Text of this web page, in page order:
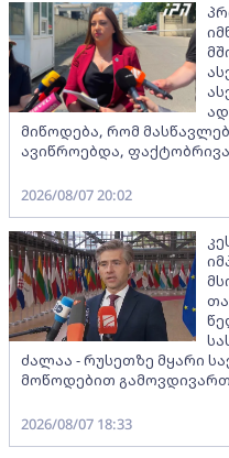
მიწოდება, რომ
ავიწროებდა,
2026/08/07 20:02
ძალაა - რუსეთზე მყარი
მოწოდებით გამოვდივართ
2026/08/07 18:33